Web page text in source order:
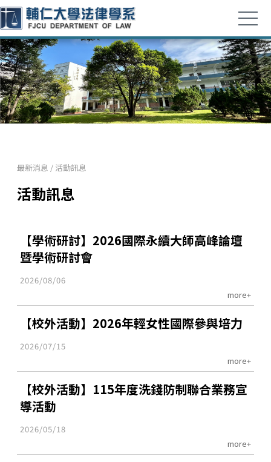
最新消息 / 活動訊息
活動訊息
【學術研討】2026國際永續大師高峰論壇
暨學術研討會
2026/08/06
more+
【校外活動】2026年輕女性國際參與培力
2026/07/15
more+
【校外活動】115年度洗錢防制聯合業務宣
導活動
2026/05/18
more+